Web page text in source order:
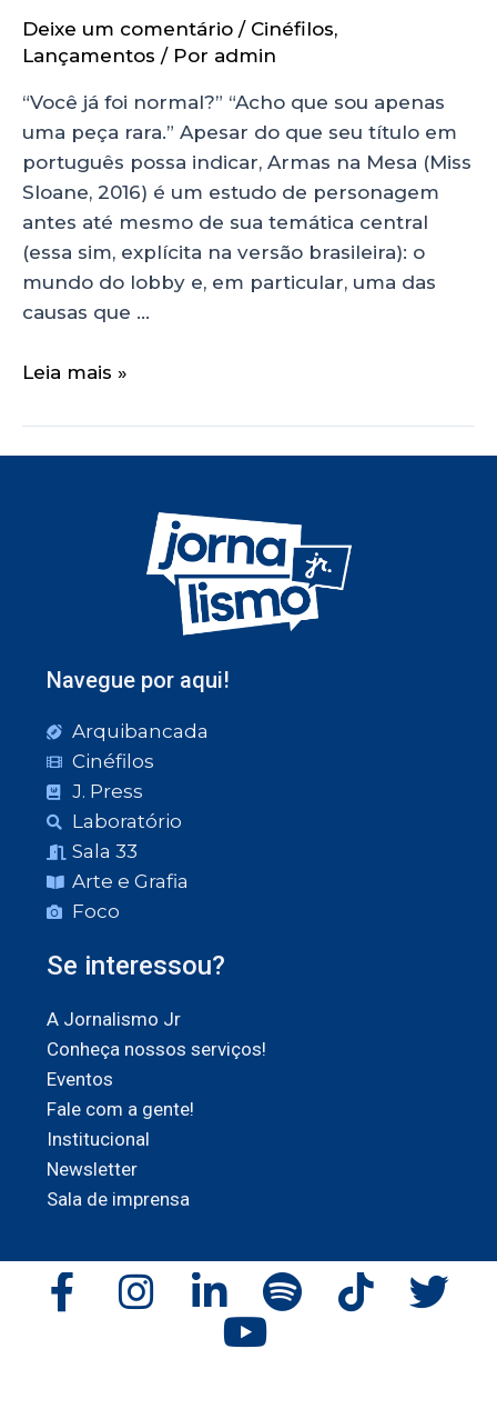
Deixe um comentário / Cinéfilos,
Lançamentos / Por admin
“Você já foi normal?” “Acho que sou apenas
uma peça rara.” Apesar do que seu título em
português possa indicar, Armas na Mesa (Miss
Sloane, 2016) é um estudo de personagem
antes até mesmo de sua temática central
(essa sim, explícita na versão brasileira): o
mundo do lobby e, em particular, uma das
causas que …
Leia mais »
Navegue por aqui!
Arquibancada
Cinéfilos
J. Press
Laboratório
Sala 33
Arte e Grafia
Foco
Se interessou?
A Jornalismo Jr
Conheça nossos serviços!
Eventos
Fale com a gente!
Institucional
Newsletter
Sala de imprensa